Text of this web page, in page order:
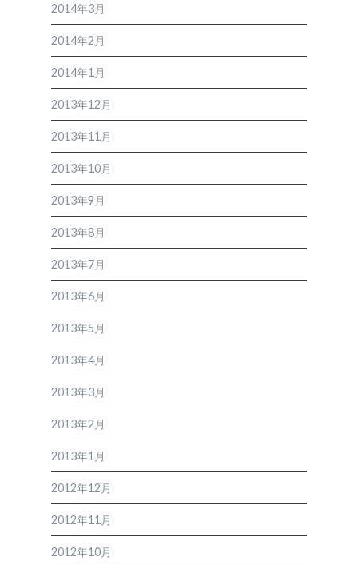
2014年3月
2014年2月
2014年1月
2013年12月
2013年11月
2013年10月
2013年9月
2013年8月
2013年7月
2013年6月
2013年5月
2013年4月
2013年3月
2013年2月
2013年1月
2012年12月
2012年11月
2012年10月